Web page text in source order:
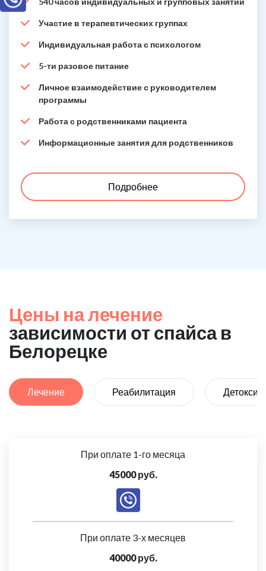
Участие в терапевтических группах
Индивидуальная работа с психологом
5-ти разовое питание
Личное взаимодействие с руководителем
программы
Работа с родственниками пациента
Информационные занятия для родственников
Подробнее
Цены на лечение
зависимости от спайса в
Белорецке
Лечение Реабилитация
При оплате 1-го месяца
45000 руб.
При оплате 3-х месяцев
40000 руб.